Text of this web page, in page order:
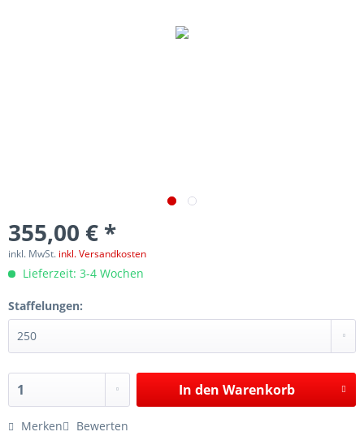
355,00 € *
inkl. MwSt. inkl. Versandkosten
Lieferzeit: 3-4 Wochen
Staffelungen:
In den Warenkorb
Merken Bewerten